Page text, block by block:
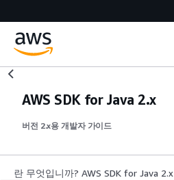
AWS SDK for Java 2.x
버전 2.x용 개발자 가이드
란 무엇입니까? AWS SDK for Java 2.x